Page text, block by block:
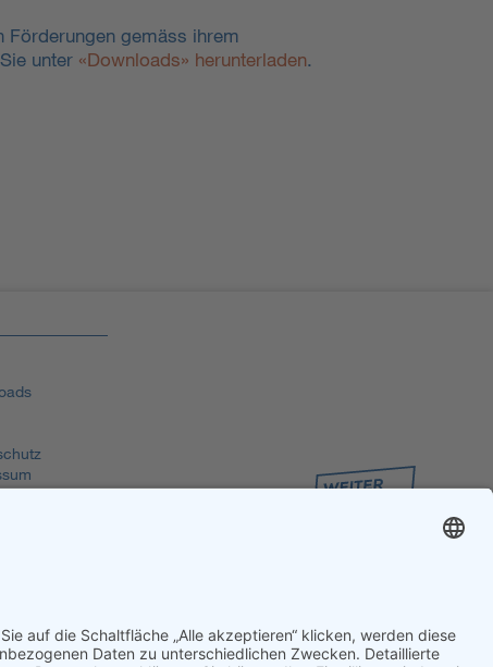
Förderungen gemäss ihrem
unter «Downloads» herunterladen.